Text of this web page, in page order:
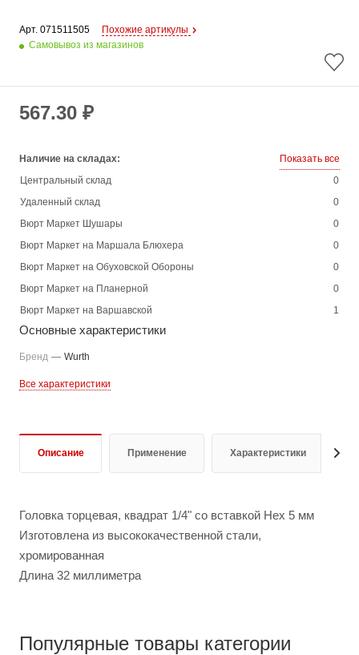
Арт. 071511505
Похожие артикулы
Самовывоз из магазинов
567.30 ₽
Наличие на складах:
Показать все
Центральный склад
0
Удаленный склад
0
Вюрт Маркет Шушары
0
Вюрт Маркет на Маршала Блюхера
0
Вюрт Маркет на Обуховской Обороны
0
Вюрт Маркет на Планерной
0
Вюрт Маркет на Варшавской
1
Основные характеристики
Бренд — Wurth
Все характеристики
Описание Применение Характеристики
Головка торцевая, квадрат 1/4" со вставкой Hex 5 мм
Изготовлена из высококачественной стали,
хромированная
Длина 32 миллиметра
Популярные товары категории